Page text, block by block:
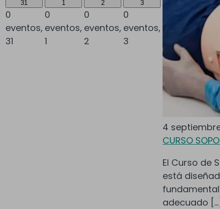
31
0
eventos,
31
1
0
eventos,
1
2
0
eventos,
2
3
0
eventos,
3
4
CURSO
El Curso de
está
adecuado